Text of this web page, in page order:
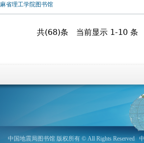
麻省理工学院图书馆
共(68)条 当前显示 1-10 条
中国地震局图书馆 版权所有 © All Rights Reserved